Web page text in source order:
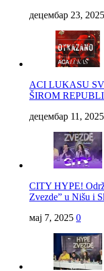
децембар 23, 2025
ACI LUKASU
ŠIROM
децембар 11, 2025
CITY HYPE!
Zvezde” u Nišu i
мај 7, 2025 0